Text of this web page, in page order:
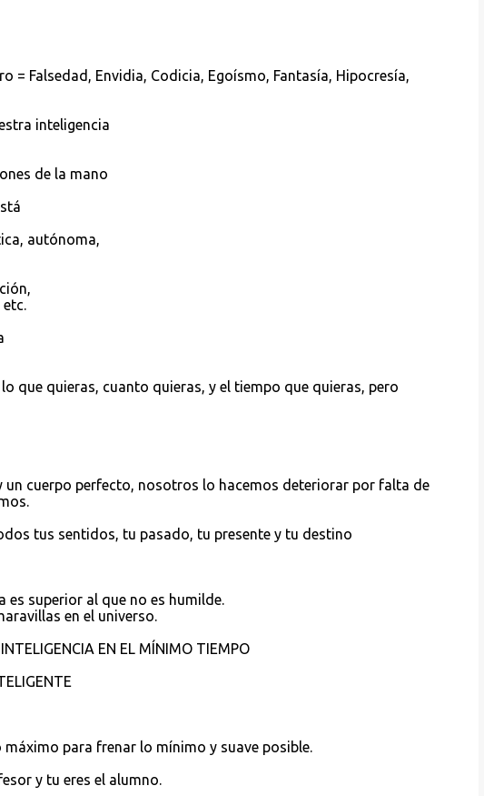
= Falsedad, Envidia, Codicia, Egoísmo, Fantasía, Hipocresía,
inteligencia
de la mano
autónoma,
que quieras, cuanto quieras, y el tiempo que quieras, pero
un cuerpo perfecto, nosotros lo hacemos deteriorar por falta de
tus sentidos, tu pasado, tu presente y tu destino
es superior al que no es humilde.
en el universo.
EN EL MÍNIMO TIEMPO
para frenar lo mínimo y suave posible.
y tu eres el alumno.